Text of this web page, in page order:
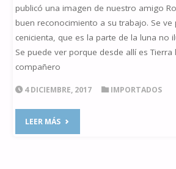
publicó una imagen de nuestro amigo
buen reconocimiento a su trabajo. Se ve
cenicienta, que es la parte de la luna no
Se puede ver porque desde allí es Tierra
compañero
4 DICIEMBRE, 2017 IMPORTADOS
LEER MÁS"ROBERTO